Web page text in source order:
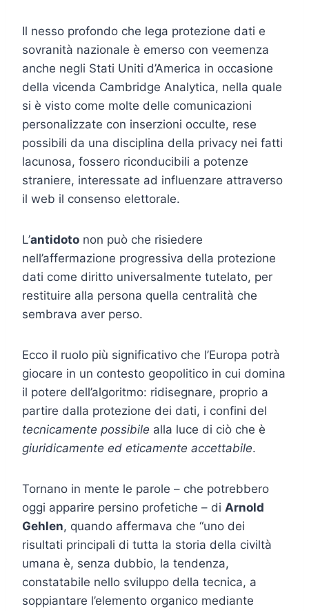
Il nesso profondo che lega protezione dati e
sovranità nazionale è emerso con veemenza
anche negli Stati Uniti d’America in occasione
della vicenda Cambridge Analytica, nella quale
si è visto come molte delle comunicazioni
personalizzate con inserzioni occulte, rese
possibili da una disciplina della privacy nei fatti
lacunosa, fossero riconducibili a potenze
straniere, interessate ad influenzare attraverso
il web il consenso elettorale.
L’antidoto non può che risiedere
nell’affermazione progressiva della protezione
dati come diritto universalmente tutelato, per
restituire alla persona quella centralità che
sembrava aver perso.
Ecco il ruolo più significativo che l’Europa potrà
giocare in un contesto geopolitico in cui domina
il potere dell’algoritmo: ridisegnare, proprio a
partire dalla protezione dei dati, i confini del
tecnicamente possibile alla luce di ciò che è
giuridicamente ed eticamente accettabile.
Tornano in mente le parole – che potrebbero
oggi apparire persino profetiche – di Arnold
Gehlen, quando affermava che “uno dei
risultati principali di tutta la storia della civiltà
umana è, senza dubbio, la tendenza,
constatabile nello sviluppo della tecnica, a
soppiantare l’elemento organico mediante